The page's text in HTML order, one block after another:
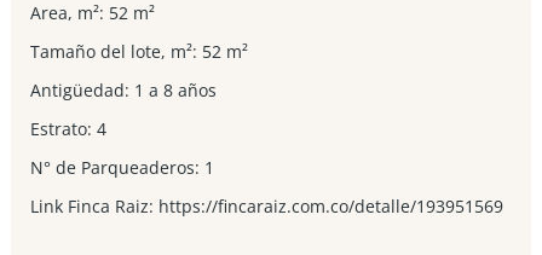
Area, m²: 52 m²
Tamaño del lote, m²: 52 m²
Antigüedad: 1 a 8 años
Estrato: 4
N° de Parqueaderos: 1
Link Finca Raiz: https://fincaraiz.com.co/detalle/193951569